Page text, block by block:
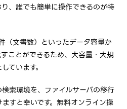
、誰でも簡単に操作できるのが特
（文書数）といったデータ容量か
ことができるため、大容量・大規
ています。
索環境を、ファイルサーバの移行
すと幸いです。無料オンライン操